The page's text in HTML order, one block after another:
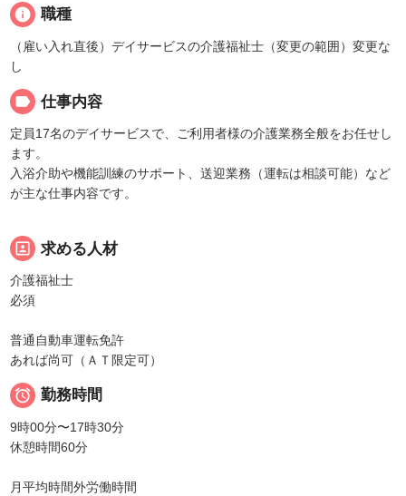
info 職種
（雇い入れ直後）デイサービスの介護福祉士（変更の範囲）変更な
し
label 仕事内容
定員17名のデイサービスで、ご利用者様の介護業務全般をお任せし
ます。
入浴介助や機能訓練のサポート、送迎業務（運転は相談可能）など
が主な仕事内容です。
portrait 求める人材
介護福祉士
必須
普通自動車運転免許
あれば尚可（ＡＴ限定可）
 勤務時間
9時00分〜17時30分
休憩時間60分
月平均時間外労働時間